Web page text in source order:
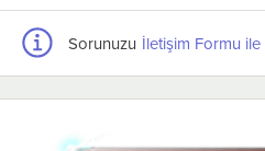
Sorunuzu İletişim Formu